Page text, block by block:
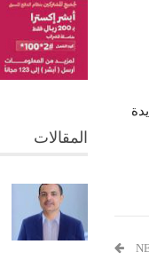
المقالات